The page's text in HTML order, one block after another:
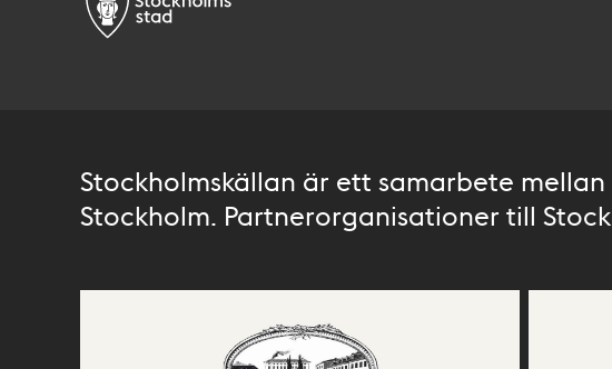
Stockholmskällan är ett samarbete
Stockholm. Partnerorganisationer till